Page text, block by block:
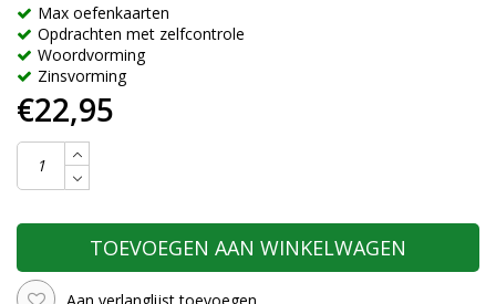
Max oefenkaarten
Opdrachten met zelfcontrole
Woordvorming
Zinsvorming
€22,95
TOEVOEGEN AAN WINKELWAGEN